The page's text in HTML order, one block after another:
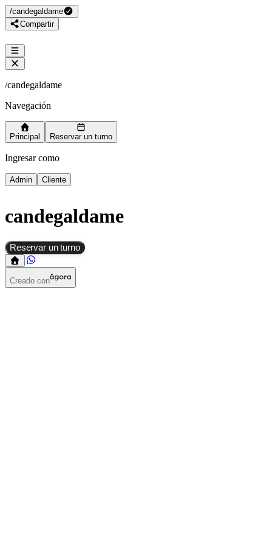
/candegaldame
Compartir
/candegaldame
Navegación
Principal Reservar un turno
Ingresar como
Admin Cliente
candegaldame
Reservar un turno
Creado con